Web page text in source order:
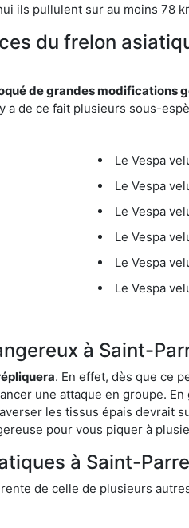
ils pullulent sur au moins 78
du frelon
de grandes modifications
de ce fait plusieurs sous-
Le Vespa
Le Vespa
Le Vespa
Le Vespa
Le Vespa
Le Vespa
à Saint-
. En effet, dès que ce
une attaque en groupe.
les tissus épais devrait
pour vous piquer à
à Saint-
de celle de plusieurs